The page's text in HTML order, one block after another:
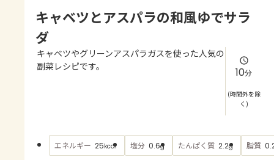
お買い物
キャベツとアスパラの和風ゆでサラ
ダ
キャベツやグリーンアスパラガスを使った人気の
副菜レシピです。
10分
(時間外を除
く)
エネルギー 25kcal 塩分 0.6g たんぱく質 2.2g 脂質